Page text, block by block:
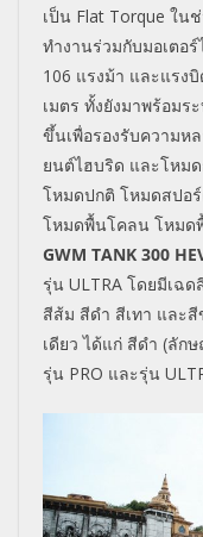
เป็น Flat Torque ในช่
ทำงานร่วมกับมอเตอ
106 แรงม้า และแรง
เมตร ทั้งยังมาพร้อมร
ขึ้นเพื่อรองรับความห
ยนต์ไฮบริด และโหม
โหมดปกติ โหมดสปอ
โหมดพื้นโคลน โหมด
GWM TANK 300
รุ่น ULTRA โดยมีเฉด
สีส้ม สีดำ สีเทา และ
เดียว ได้แก่ สีดำ (ลักษ
รุ่น PRO และรุ่น